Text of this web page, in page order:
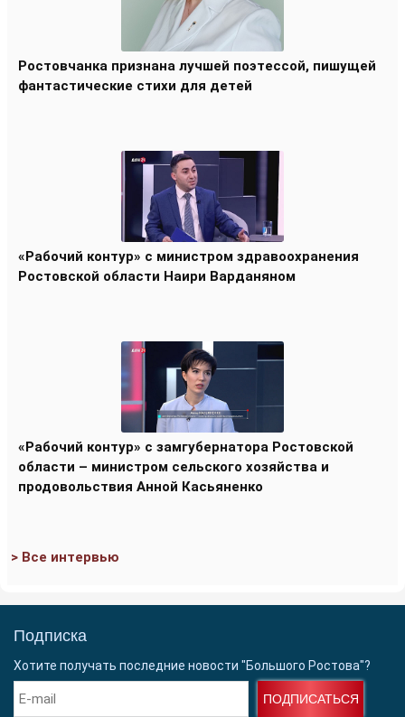
Ростовчанка признана лучшей поэтессой, пишущей
фантастические стихи для детей
«Рабочий контур» с министром здравоохранения
Ростовской области Наири Варданяном
«Рабочий контур» с замгубернатора Ростовской
области – министром сельского хозяйства и
продовольствия Анной Касьяненко
> Все интервью
Подписка
Хотите получать последние новости "Большого Ростова"?
ПОДПИСАТЬСЯ